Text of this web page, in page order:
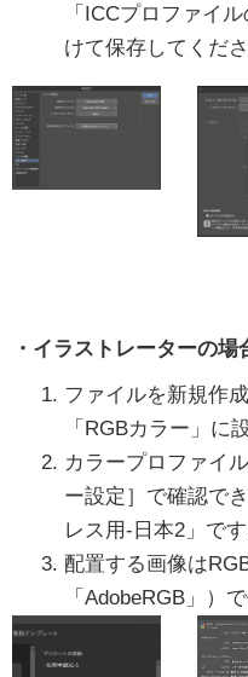
「ICCプロファイ
けて保存してくださ
・イラストレーターの場
ファイルを新規作
「RGBカラー」に
カラープロファイ
ー設定］で確認で
レス用-日本2」です
配置する画像は
「AdobeRGB」）